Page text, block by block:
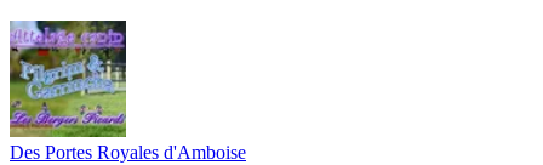
Des Portes Royales d'Amboise